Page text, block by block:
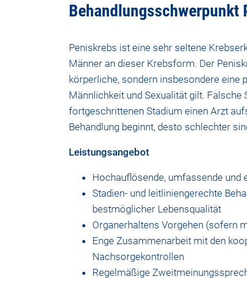
Behandlungsschwerpunkt
Peniskrebs ist eine sehr seltene
Männer an dieser Krebsform. Der
körperliche, sondern insbesondere eine
Männlichkeit und Sexualität gilt. Falsche
fortgeschrittenen Stadium einen Arzt
Behandlung beginnt, desto schlechter
Leistungsangebot
Hochauflösende, umfassende und
Stadien- und leitliniengerechte
bestmöglicher Lebensqualität
Organerhaltens Vorgehen (sofern
Enge Zusammenarbeit mit den
Nachsorgekontrollen
Regelmäßige